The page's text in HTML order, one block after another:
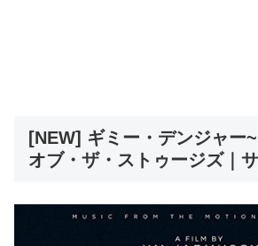
[NEW] ギミー・デンジャー
オブ・ザ・ストゥージズ｜